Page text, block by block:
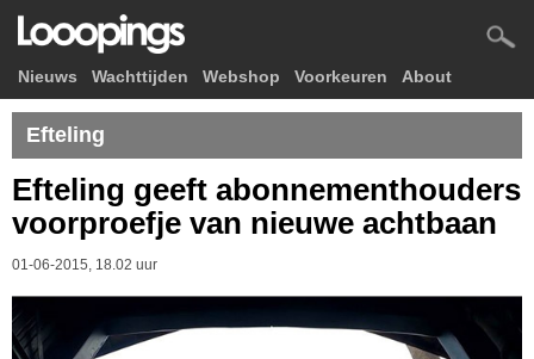
Nieuws Wachttijden Webshop Voorkeuren About
Efteling
Efteling geeft abonnementhouders
voorproefje van nieuwe achtbaan
01-06-2015, 18.02 uur